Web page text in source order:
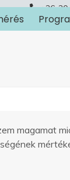
+36-
magamat